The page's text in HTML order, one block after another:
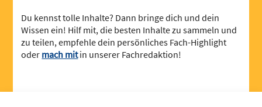
Du kennst tolle Inhalte? Dann bringe dich und dein
Wissen ein! Hilf mit, die besten Inhalte zu sammeln und
zu teilen, empfehle dein persönliches Fach-Highlight
oder mach mitin unserer Fachredaktion!